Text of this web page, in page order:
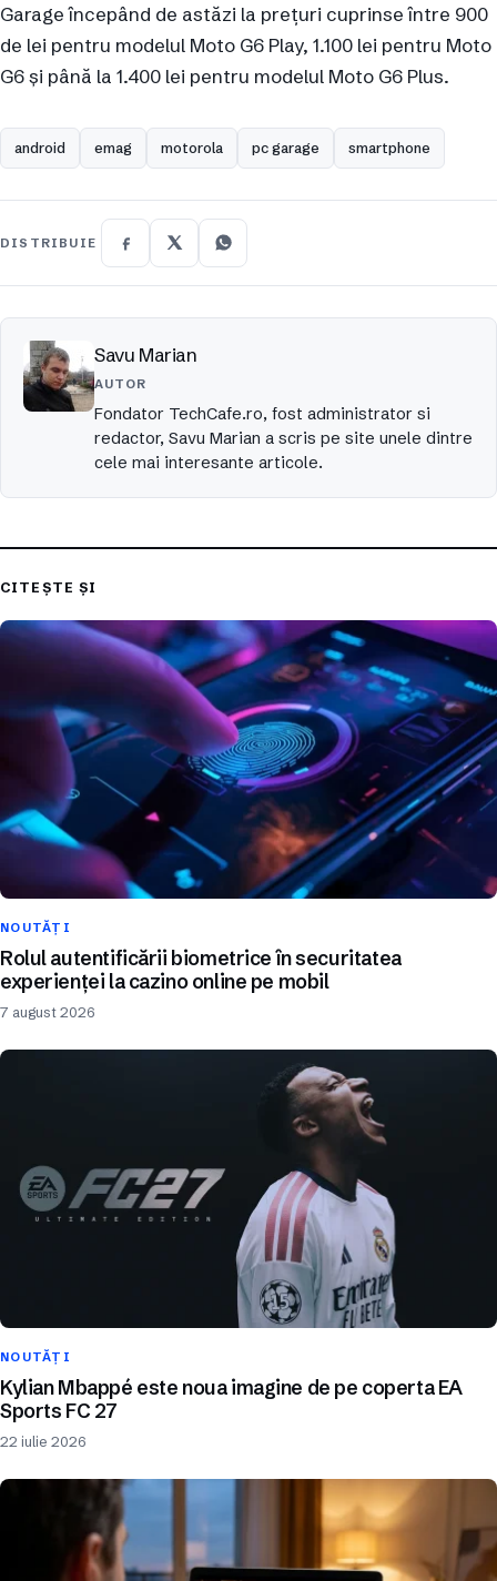
Garage începând de astăzi la prețuri cuprinse între 900
de lei pentru modelul Moto G6 Play, 1.100 lei pentru Moto
G6 și până la 1.400 lei pentru modelul Moto G6 Plus.
android emag motorola pc garage smartphone
DISTRIBUIE
Savu Marian
AUTOR
Fondator TechCafe.ro, fost administrator si
redactor, Savu Marian a scris pe site unele dintre
cele mai interesante articole.
CITEȘTE ȘI
NOUTĂȚI
Rolul autentificării biometrice în securitatea
experienței la cazino online pe mobil
7 august 2026
NOUTĂȚI
Kylian Mbappé este noua imagine de pe coperta EA
Sports FC 27
22 iulie 2026